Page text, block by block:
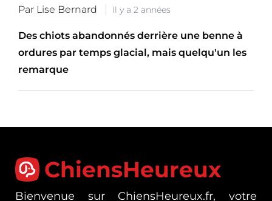
Par Lise Bernard Il y a 2 années
Des chiots abandonnés derrière une benne à
ordures par temps glacial, mais quelqu'un les
remarque
ChiensHeureux
Bienvenue sur ChiensHeureux.fr, votre